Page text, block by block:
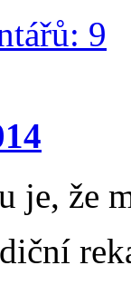
9
je, že